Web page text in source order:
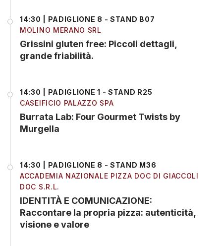
14:30 | PADIGLIONE 8 - STAND B07
MOLINO MERANO SRL
Grissini gluten free: Piccoli dettagli,
grande friabilità.
14:30 | PADIGLIONE 1 - STAND R25
CASEIFICIO PALAZZO SPA
Burrata Lab: Four Gourmet Twists by
Murgella
14:30 | PADIGLIONE 8 - STAND M36
ACCADEMIA NAZIONALE PIZZA DOC DI GIACCOLI
DOC S.R.L.
IDENTITÀ E COMUNICAZIONE:
Raccontare la propria pizza: autenticità,
visione e valore